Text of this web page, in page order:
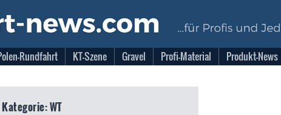
Rundfahrt KT-Szene Gravel Profi-Material Produkt-News
WT